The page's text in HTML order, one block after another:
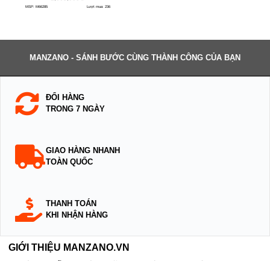
MSP: M66285 Lượt mua: 236
MANZANO - SÁNH BƯỚC CÙNG THÀNH CÔNG CỦA BẠN
ĐỔI HÀNG
TRONG 7 NGÀY
GIAO HÀNG NHANH
TOÀN QUỐC
THANH TOÁN
KHI NHẬN HÀNG
GIỚI THIỆU MANZANO.VN